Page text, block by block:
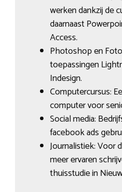
werken dankzij de
daarnaast
Access.
Photoshop en
toepassingen
Indesign.
Computercursus:
computer voor
Social media:
facebook ads
Journalistiek: Voor
meer ervaren
thuisstudie in